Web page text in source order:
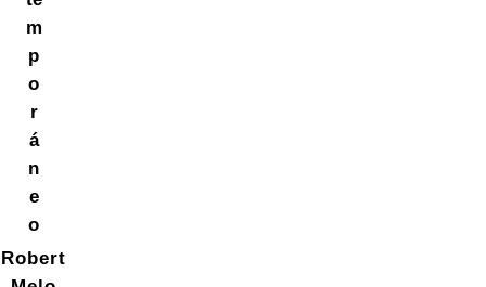
m
p
o
r
á
n
e
o
Robert